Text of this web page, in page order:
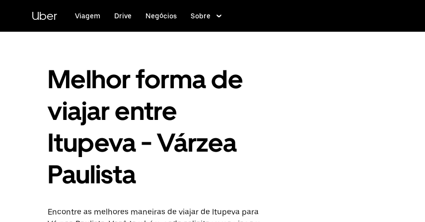
conteúdo
Uber Viagem Drive Negócios Sobre
Melhor forma de
viajar entre
Itupeva - Várzea
Paulista
Encontre as melhores maneiras de viajar de Itupeva para